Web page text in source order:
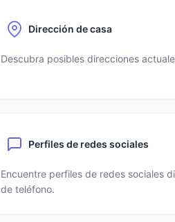
Dirección de casa
Descubra posibles direcciones
Perfiles de redes sociales
Encuentre perfiles de redes sociales
de teléfono.